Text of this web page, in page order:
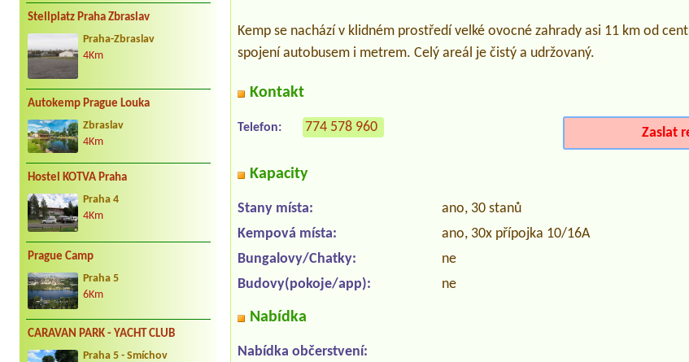
Stellplatz Praha Zbraslav
Praha-Zbraslav
4Km
Autokemp Prague Louka
Zbraslav
4Km
Hostel KOTVA Praha
Praha 4
4Km
Prague Camp
Praha 5
6Km
CARAVAN PARK - YACHT CLUB
Praha 5 - Smíchov
Kemp se nachází v klidném prostředí velké ovocné zahrady asi 11 km od
spojení autobusem i metrem. Celý areál je čistý a udržovaný.
Kontakt
Telefon: 774 578 960 Zaslat
Kapacity
Stany místa:
ano, 30 stanů
Kempová místa:
ano, 30x přípojka 10/16A
Bungalovy/Chatky:
ne
Budovy(pokoje/app):
ne
Nabídka
Nabídka občerstvení: